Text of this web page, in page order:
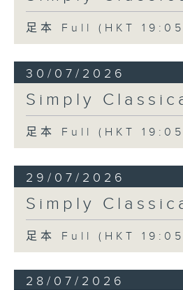
足本 Full (HKT
30/07/2026
Simply
足本 Full (HKT
29/07/2026
Simply
足本 Full (HKT
28/07/2026